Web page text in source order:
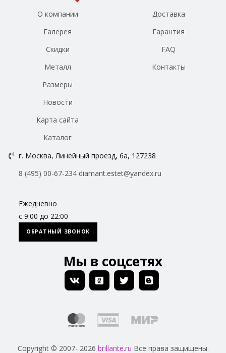
О компании
Галерея
Скидки
Металл
Размеры
Новости
Доставка
Гарантия
FAQ
Контакты
Карта сайта
Каталог
г. Москва, Линейный проезд, 6а, 127238
8 (495) 00-67-234 diamant.estet@yandex.ru
Ежедневно
с 9:00 до 22:00
ОБРАТНЫЙ ЗВОНОК
Мы в соцсетях
Copyright © 2007- 2026 brillante.ru Все права защищены.